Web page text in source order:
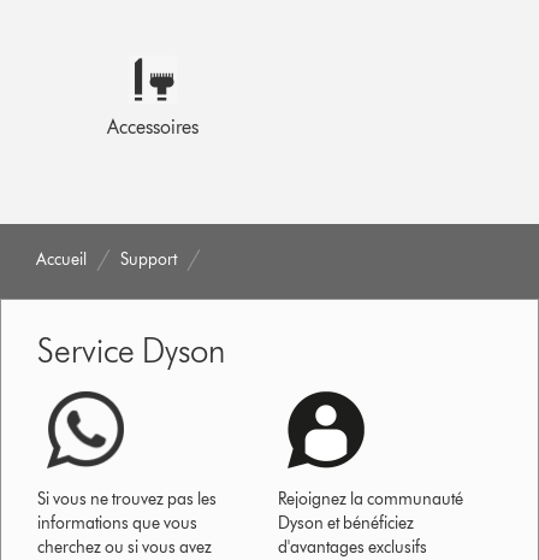
Accessoires
Accueil Support
Service Dyson
Si vous ne trouvez pas les
informations que vous
cherchez ou si vous avez
Rejoignez la communauté
Dyson et bénéficiez
d'avantages exclusifs